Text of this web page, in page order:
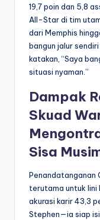
19,7 poin dan 5,8
All-Star di tim
dari Memphis
bangun jalur
katakan, “Saya
situasi nyaman.”
Dampak
Skuad
Sisa
Penandatanganan
terutama untuk lini
akurasi karir 43,3
Stephen—ia siap